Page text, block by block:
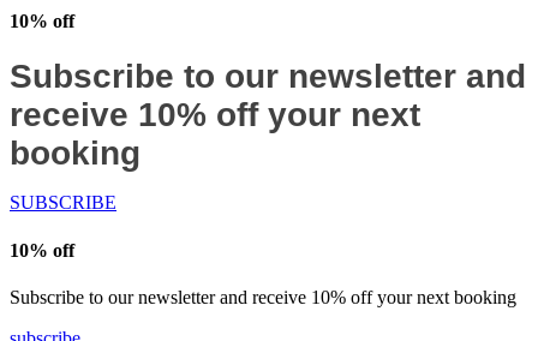
10% off
Subscribe to our newsletter and
receive 10% off your next
booking
SUBSCRIBE
10% off
Subscribe to our newsletter and receive 10% off your next booking